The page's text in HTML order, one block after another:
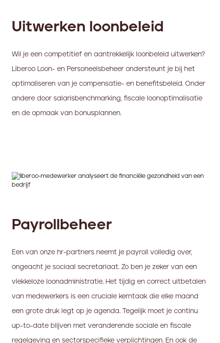
Uitwerken loonbeleid
Wil je een competitief en aantrekkelijk loonbeleid uitwerken?
Liberoo Loon- en Personeelsbeheer ondersteunt je bij het
optimaliseren van je compensatie- en benefitsbeleid. Onder
andere door salarisbenchmarking, fiscale loonoptimalisatie
en de opmaak van bonusplannen.
Payrollbeheer
Een van onze hr-partners neemt je payroll volledig over,
ongeacht je sociaal secretariaat. Zo ben je zeker van een
vlekkeloze loonadministratie. Het tijdig en correct uitbetalen
van medewerkers is een cruciale kerntaak die elke maand
een grote druk legt op je agenda. Tegelijk moet je continu
up-to-date blijven met veranderende sociale en fiscale
regelgeving en sectorspecifieke verplichtingen. En ook de